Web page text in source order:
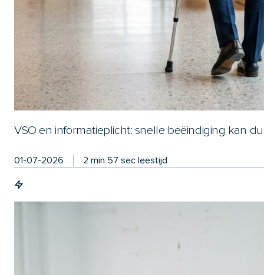
VSO en informatieplicht: snelle beëindiging kan
01-07-2026 2 min 57 sec leestijd